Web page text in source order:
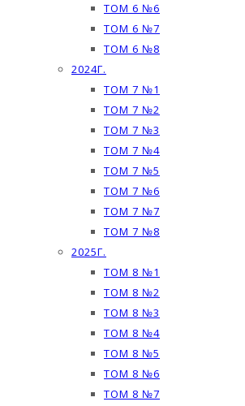
ТОМ 6 №6
ТОМ 6 №7
ТОМ 6 №8
2024Г.
ТОМ 7 №1
ТОМ 7 №2
ТОМ 7 №3
ТОМ 7 №4
ТОМ 7 №5
ТОМ 7 №6
ТОМ 7 №7
ТОМ 7 №8
2025Г.
ТОМ 8 №1
ТОМ 8 №2
ТОМ 8 №3
ТОМ 8 №4
ТОМ 8 №5
ТОМ 8 №6
ТОМ 8 №7